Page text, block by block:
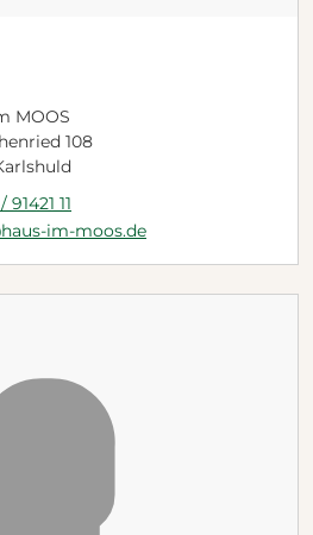
MOOS
108
11
im-moos.de